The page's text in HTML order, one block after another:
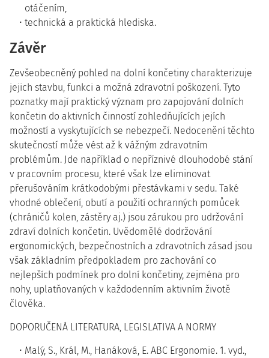
otáčením,
technická a praktická hlediska.
Závěr
Zevšeobecněný pohled na dolní končetiny charakterizuje
jejich stavbu, funkci a možná zdravotní poškození. Tyto
poznatky mají praktický význam pro zapojování dolních
končetin do aktivních činností zohledňujících jejích
možností a vyskytujících se nebezpečí. Nedocenění těchto
skutečností může vést až k vážným zdravotním
problémům. Jde například o nepříznivé dlouhodobé stání
v pracovním procesu, které však lze eliminovat
přerušováním krátkodobými přestávkami v sedu. Také
vhodné oblečení, obutí a použití ochranných pomůcek
(chráničů kolen, zástěry aj.) jsou zárukou pro udržování
zdraví dolních končetin. Uvědomělé dodržování
ergonomických, bezpečnostních a zdravotních zásad jsou
však základním předpokladem pro zachování co
nejlepších podmínek pro dolní končetiny, zejména pro
nohy, uplatňovaných v každodenním aktivním životě
člověka.
DOPORUČENÁ LITERATURA, LEGISLATIVA A NORMY
Malý, S., Král, M., Hanáková, E. ABC Ergonomie. 1. vyd.,